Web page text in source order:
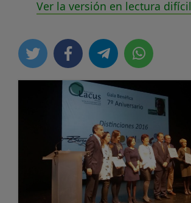
Ver la versión en lectura difícil